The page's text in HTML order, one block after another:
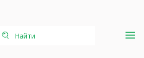
Найти